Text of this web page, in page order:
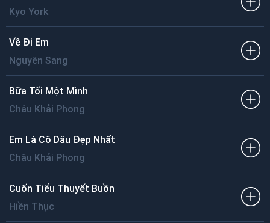
Kyo York
Về Đi Em
Nguyên Sang
Bữa Tối Một Mình
Châu Khải Phong
Em Là Cô Dâu Đẹp Nhất
Châu Khải Phong
Cuốn Tiểu Thuyết Buồn
Hiền Thục